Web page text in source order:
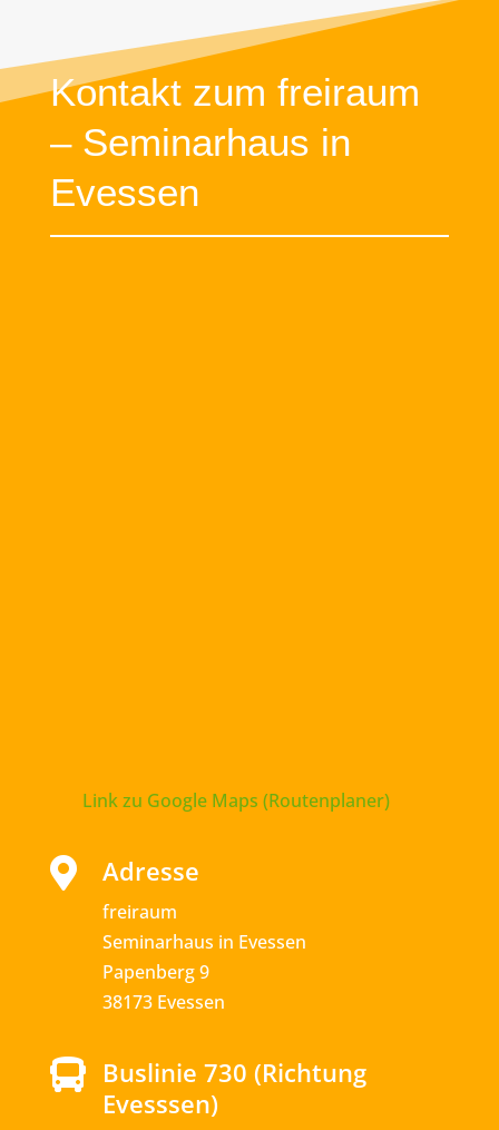
Kontakt zum freiraum
– Seminarhaus in
Evessen
Link zu Google Maps (Routenplaner)
 Adresse
freiraum
Seminarhaus in Evessen
Papenberg 9
38173 Evessen
 Buslinie 730 (Richtung
Evesssen)